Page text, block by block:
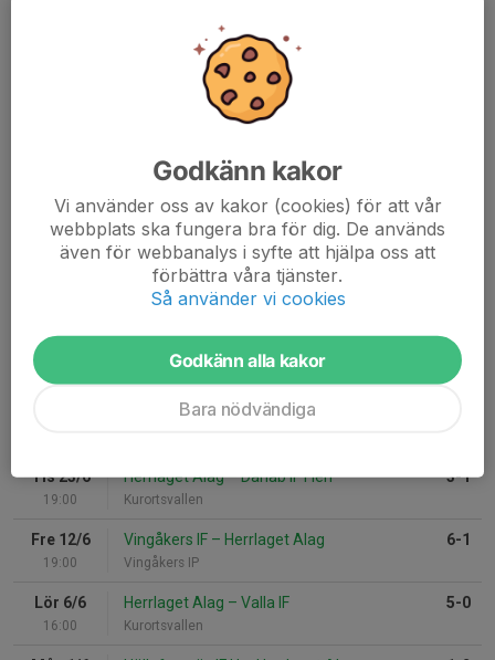
Triangelns IK P2016 Svart
Ungdomsfotboll 2014-2015
Herrlaget Alag– Flens FF
Kurortsvallen
Lör 12/9
15:00
Björkviks IF Herrlaget Alag
Björkviksvallen
IFK Eskilstuna P 2016 vit– Ungdomsfotboll 2014-2015
Balsta IP
Senaste resultat
Herrlaget Alag–Sköldinge IF
Tis 23/6
19:00
Herrlaget Alag–Dahab IF Flen
Kurortsvallen
3-1
Fre 12/6
19:00
Vingåkers IF – Herrlaget Alag
Vingåkers IP
6-1
Lör 6/6
16:00
Herrlaget Alag – Valla IF
Kurortsvallen
5-0
Godkänn kakor
Vi använder oss av kakor (cookies) för att vår
webbplats ska fungera bra för dig. De används
även för webbanalys i syfte att hjälpa oss att
förbättra våra tjänster.
Så använder vi cookies
Godkänn alla kakor
Bara nödvändiga